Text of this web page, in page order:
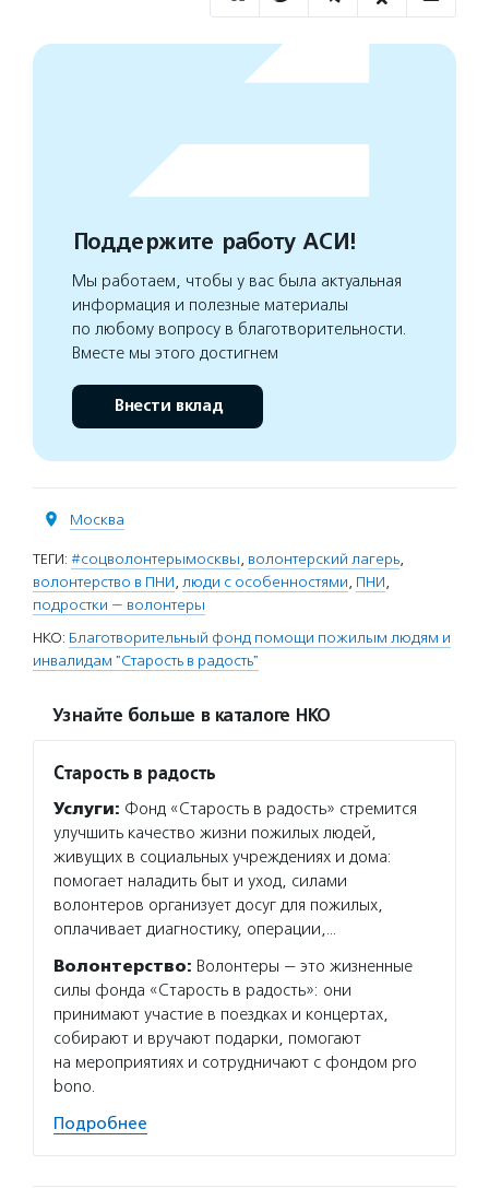
Поддержите работу АСИ!
Мы работаем, чтобы у вас была актуальная
информация и полезные материалы
по любому вопросу в благотворительности.
Вместе мы этого достигнем
Внести вклад
Москва
ТЕГИ: #соцволонтерымосквы, волонтерский лагерь,
волонтерство в ПНИ, люди с особенностями, ПНИ,
подростки — волонтеры
НКО: Благотворительный фонд помощи пожилым людям и
инвалидам "Старость в радость"
Узнайте больше в каталоге НКО
Старость в радость
Услуги: Фонд «Старость в радость» стремится
улучшить качество жизни пожилых людей,
живущих в социальных учреждениях и дома:
помогает наладить быт и уход, силами
волонтеров организует досуг для пожилых,
оплачивает диагностику, операции,…
Волонтерство: Волонтеры — это жизненные
силы фонда «Старость в радость»: они
принимают участие в поездках и концертах,
собирают и вручают подарки, помогают
на мероприятиях и сотрудничают с фондом pro
bono.
Подробнее